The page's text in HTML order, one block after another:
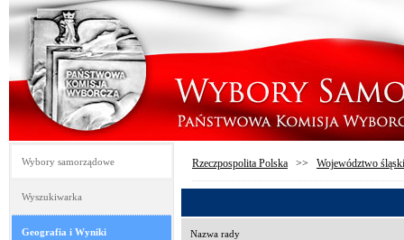
Wybory samorządowe
Wyszukiwarka
Geografia i Wyniki
Rzeczpospolita Polska >> Województwo
Nazwa rady